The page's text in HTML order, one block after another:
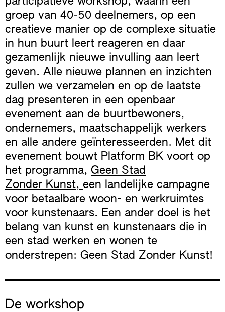
groep van 40-50 deelnemers, op een
creatieve manier op de complexe situatie
in hun buurt leert reageren en daar
gezamenlijk nieuwe invulling aan leert
geven. Alle nieuwe plannen en inzichten
zullen we verzamelen en op de laatste
dag presenteren in een openbaar
evenement aan de buurtbewoners,
ondernemers, maatschappelijk werkers
en alle andere geïnteresseerden. Met dit
evenement bouwt Platform BK voort op
het programma, Geen Stad
Zonder Kunst, een landelijke campagne
voor betaalbare woon- en werkruimtes
voor kunstenaars. Een ander doel is het
belang van kunst en kunstenaars die in
een stad werken en wonen te
onderstrepen: Geen Stad Zonder Kunst!
De workshop